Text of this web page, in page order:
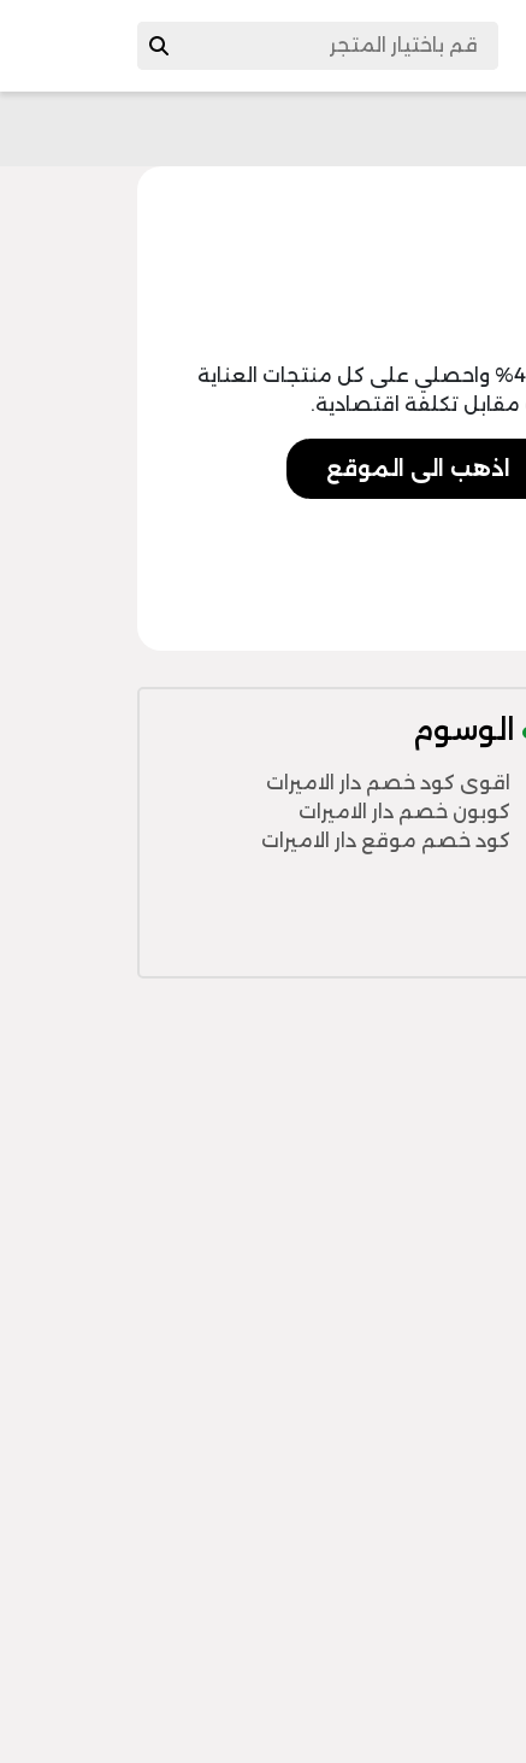
استعيني ب كود خصم موقع دار الاميرات 40% واحصلي على كل منتجات العناية
مقابل تكلفة اقتصادية.
اذهب الى الموقع
الوسوم
اقوى كود خصم دار الاميرات
كوبون خصم دار الاميرات
كود خصم موقع دار الاميرات